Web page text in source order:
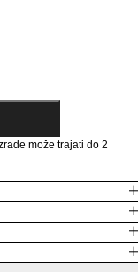
može trajati do 2